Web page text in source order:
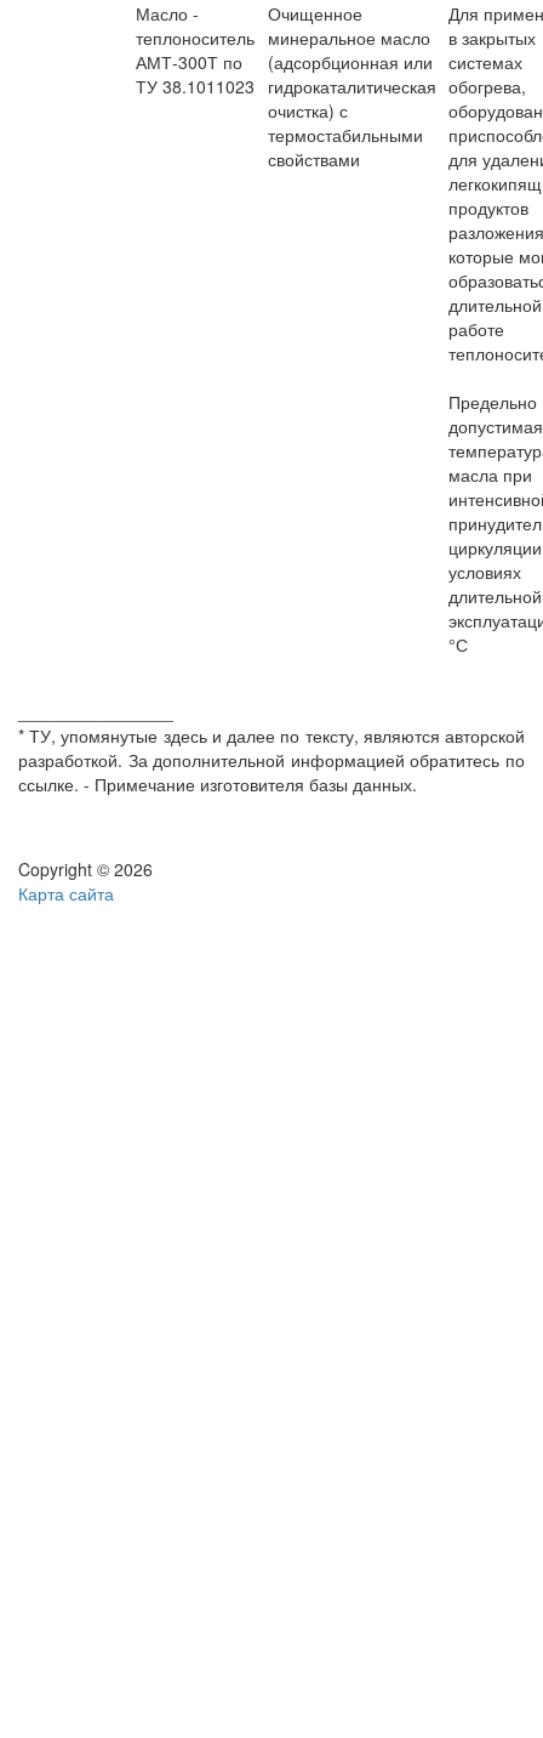
Масло -
теплоноситель
АМТ-300Т по
ТУ 38.1011023
Очищенное
минеральное масло
(адсорбционная или
гидрокаталитическая
очистка) с
термостабильными
свойствами
Для
в закрытых
системах
обогрева,
для
продуктов
которые
длительной
работе
Предельно
допустимая
масла при
условиях
длительной
°С
* ТУ, упомянутые здесь и далее по тексту, являются авторской
разработкой. За дополнительной информацией обратитесь по
ссылке. - Примечание изготовителя базы данных.
Copyright © 2026
Карта сайта